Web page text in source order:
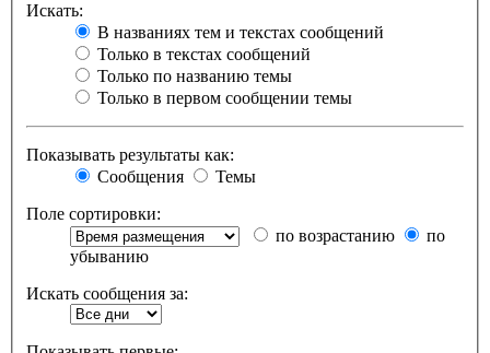
Искать:
В названиях тем и текстах сообщений
Только в текстах сообщений
Только по названию темы
Только в первом сообщении темы
Показывать результаты как:
Сообщения
Темы
Поле сортировки:
по возрастанию
по
убыванию
Искать сообщения за: